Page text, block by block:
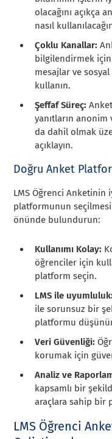
olacağını açıkça
nasıl
Çoklu Kanallar:
bilgilendirmek
mesajlar ve
kullanın.
Şeffaf Süreç:
yanıtların anonim
da dahil olmak
açıklayın.
Doğru Anket
LMS Öğrenci Anketinin
platformunun
önünde bulundurun:
Kullanımı Kolay:
öğrenciler için
platform seçin.
LMS ile uyumluluk:
ile sorunsuz bir
platformu
Veri Güvenliği:
korumak için
Analiz ve
kapsamlı bir
araçlara sahip bir
LMS Öğrenci